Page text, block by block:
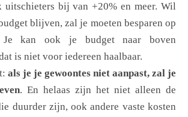
uitschieters bij van +20% en meer. Wil
blijven, zal je moeten besparen op
Je kan ook je budget naar boven
is niet voor iedereen haalbaar.
als je je gewoontes niet aanpast, zal je
. En helaas zijn het niet alleen de
duurder zijn, ook andere vaste kosten